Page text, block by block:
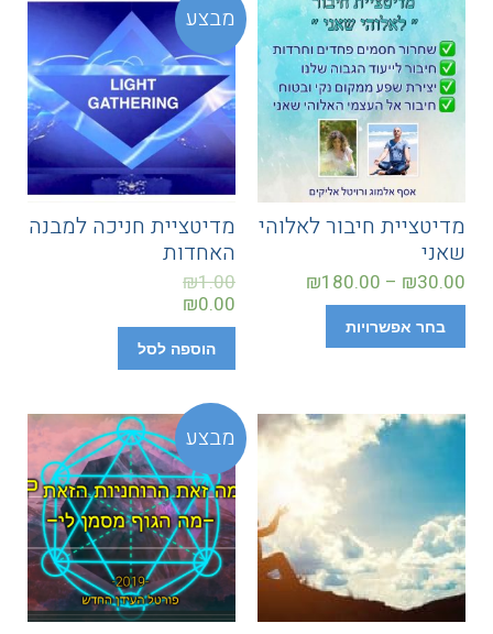
מדיטציית חיבור לאלוהי
שאני
₪30.00
–
₪180.00
בחר אפשרויות
מבצע
מדיטציית חניכה למבנה
האחדות
₪1.00
₪0.00
הוספה לסל
מבצע